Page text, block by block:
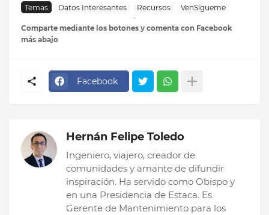
Temas Datos Interesantes Recursos VenSígueme
Comparte mediante los botones y comenta con Facebook
más abajo
Facebook
Hernán Felipe Toledo
Ingeniero, viajero, creador de
comunidades y amante de difundir
inspiración. Ha servido como Obispo y
en una Presidencia de Estaca. Es
Gerente de Mantenimiento para los